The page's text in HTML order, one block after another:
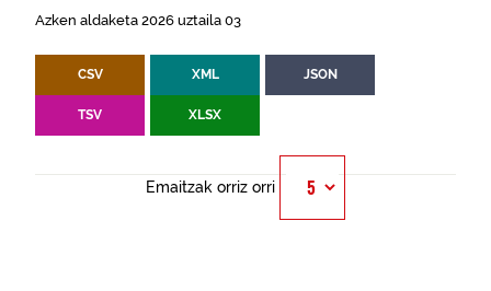
Azken aldaketa 2026 uztaila 03
CSV XML JSON
TSV XLSX
Emaitzak orriz orri